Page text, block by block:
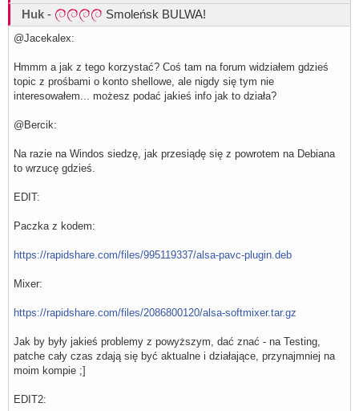
Huk - Smoleńsk BULWA!
@Jacekalex:
Hmmm a jak z tego korzystać? Coś tam na forum widziałem gdzieś
topic z prośbami o konto shellowe, ale nigdy się tym nie
interesowałem... możesz podać jakieś info jak to działa?
@Bercik:
Na razie na Windos siedzę, jak przesiądę się z powrotem na Debiana
to wrzucę gdzieś.
EDIT:
Paczka z kodem:
https://rapidshare.com/files/995119337/alsa-pavc-plugin.deb
Mixer:
https://rapidshare.com/files/2086800120/alsa-softmixer.tar.gz
Jak by były jakieś problemy z powyższym, dać znać - na Testing,
patche cały czas zdają się być aktualne i działające, przynajmniej na
moim kompie ;]
EDIT2: